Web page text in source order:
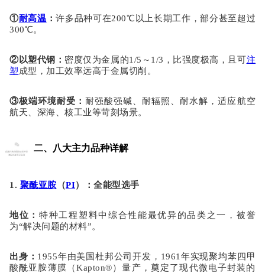
①耐高温 ：许多品种可在200℃以上长期工作，部分甚至超过
300℃。
②以塑代钢 ： 密度仅为金属的1/5～1/3，比强度极高，且可注
塑 成型，加工效率远高于金属切削。
③极端环境耐受 ：耐强酸强碱、耐辐照、耐水解，适应航空
航天、深海、核工业等苛刻场景。
二、八大主力品种详解
1. 聚酰亚胺 （PI）：全能型选手
地位 ：特种工程塑料中综合性能最优异的品类之一，被誉
为“解决问题的材料”。
出身 ： 1955年由美国杜邦公司开发，1961年实现聚均苯四甲
酸酰亚胺薄膜（Kapton®）量产，奠定了现代微电子封装的